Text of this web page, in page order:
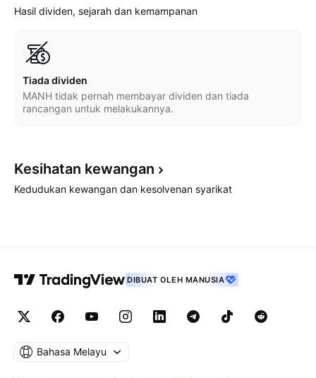
Hasil dividen, sejarah dan kemampanan
Tiada dividen
MANH tidak pernah membayar dividen dan tiada
rancangan untuk melakukannya.
Kesihatan kewangan
Kedudukan kewangan dan kesolvenan syarikat
DIBUAT OLEH MANUSIA
Bahasa Melayu